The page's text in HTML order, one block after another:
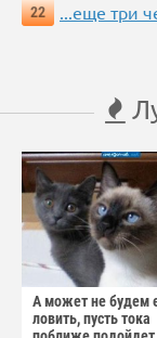
22
...еще три
А может не будем
ловить, пусть тока